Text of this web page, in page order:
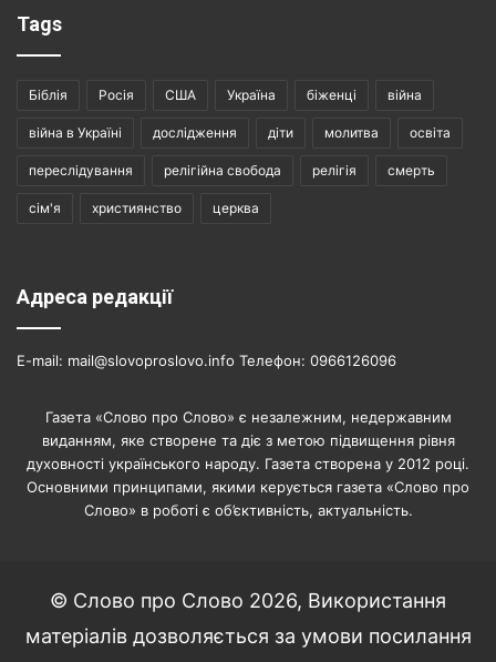
Tags
Біблія Росія США Україна біженці війна
війна в Україні дослідження діти молитва освіта
переслідування релігійна свобода релігія смерть
сім'я християнство церква
Адреса редакції
E-mail: mail@slovoproslovo.info Телефон: 0966126096
Газета «Слово про Слово» є незалежним, недержавним
виданням, яке створене та діє з метою підвищення рівня
духовності українського народу. Газета створена у 2012 році.
Основними принципами, якими керується газета «Слово про
Слово» в роботі є об’єктивність, актуальність.
© Слово про Слово 2026, Використання
матеріалів дозволяється за умови посилання